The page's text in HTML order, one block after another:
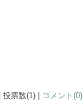
| 投票数(1) | コメント(0)